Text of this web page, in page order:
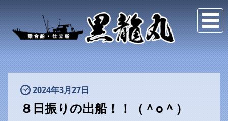
2024年3月27日
８日振りの出船！！（＾o＾）